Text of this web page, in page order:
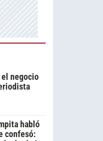
negocio
habló
confesó: